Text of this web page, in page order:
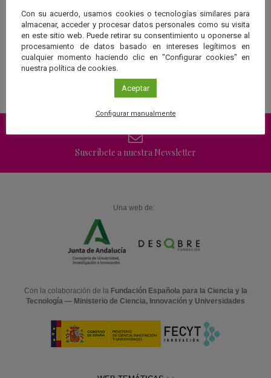
Agenda
Geoparque de Invierno
Suscríbete a nuestra Newsletter
Una web de:
Con la colaboración de la Fundación Española para la Ciencia y la
Tecnología — Ministerio de Ciencia, Innovación y Universidades
Con su acuerdo, usamos cookies o tecnologías similares para
almacenar, acceder y procesar datos personales como su visita
en este sitio web. Puede retirar su consentimiento u oponerse al
procesamiento de datos basado en intereses legítimos en
cualquier momento haciendo clic en "Configurar cookies" en
nuestra política de cookies.
Aceptar
Configurar manualmente